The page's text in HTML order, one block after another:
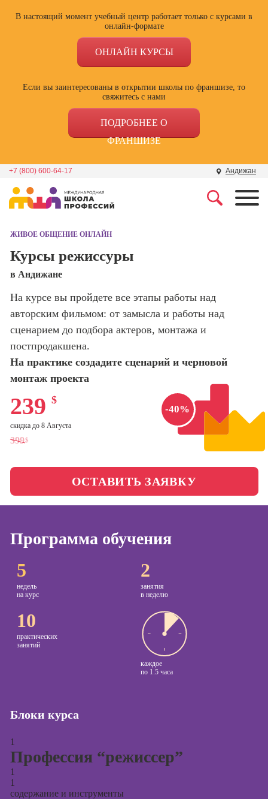
В настоящий момент учебный центр работает только с курсами в
онлайн-формате
ОНЛАЙН КУРСЫ
Если вы заинтересованы в открытии школы по франшизе, то
свяжитесь с нами
ПОДРОБНЕЕ О
ФРАНШИЗЕ
+7 (800) 600-64-17 Андижан
Школа дизайна
программирования
Школа психологии
Школа актерского
мастерства
Школа бизнеса и
управления
продвижение
сайтов)
Профессия
маркетолог
маркетингу в
социальных
сетях (SMM-
менеджер)
Специалист по
таргетингу
ЖИВОЕ ОБЩЕНИЕ ОНЛАЙН
Курсы режиссуры
в Андижане
На курсе вы пройдете все этапы работы над
авторским фильмом: от замысла и работы над
сценарием до подбора актеров, монтажа и
постпродакшена.
На практике создадите сценарий и черновой
монтаж проекта
-40%
399$
239 $
скидка до 8 Августа
ОСТАВИТЬ ЗАЯВКУ
Программа обучения
5
недель
на курс
2
занятия
в неделю
10
практических
занятий
каждое
по 1.5 часа
Блоки курса
1
Профессия “режиссер”
1
1
содержание и инструменты